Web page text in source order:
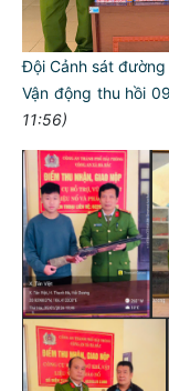
Đội Cảnh sát
Vận động thu hồi
11:56)
NGƯỜI
Đối với tự